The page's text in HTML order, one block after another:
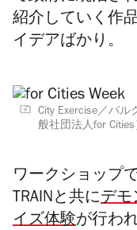
紹介していく作
イデアばかり。
City Exercise／パ
般社団法人for Cities
ワークショップ
TRAINと共にデモ
イズ体験が行わ